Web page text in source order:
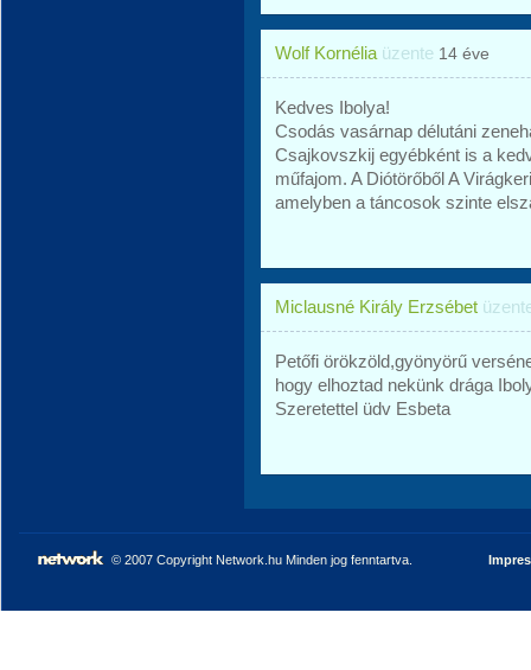
Wolf Kornélia üzente 14 éve
Kedves Ibolya!
Csodás vasárnap délutáni
Csajkovszkij egyébként is a
műfajom. A Diótörőből A
amelyben a táncosok szinte
Miclausné Király Erzsébet
Petőfi örökzöld,gyönyörű
hogy elhoztad nekünk drága
Szeretettel üdv Esbeta
© 2007 Copyright Network.hu Minden jog fenntartva.